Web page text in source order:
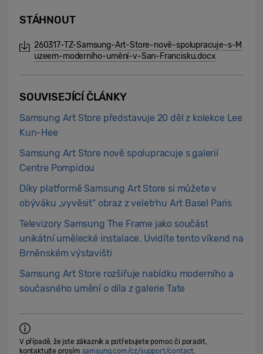
STÁHNOUT
260317-TZ-Samsung-Art-Store-nově-spolupracuje-s-M
uzeem-moderního-umění-v-San-Francisku.docx
SOUVISEJÍCÍ ČLÁNKY
Samsung Art Store představuje 20 děl z kolekce Lee
Kun-Hee
Samsung Art Store nově spolupracuje s galerií
Centre Pompidou
Díky platformě Samsung Art Store si můžete v
obýváku „vyvěsit“ obraz z veletrhu Art Basel Paris
Televizory Samsung The Frame jako součást
unikátní umělecké instalace. Uvidíte tento víkend na
Brněnském výstavišti
Samsung Art Store rozšiřuje nabídku moderního a
současného umění o díla z galerie Tate
V případě, že jste zákazník a potřebujete pomoc či poradit,
kontaktujte prosím samsung.com/cz/support/contact.